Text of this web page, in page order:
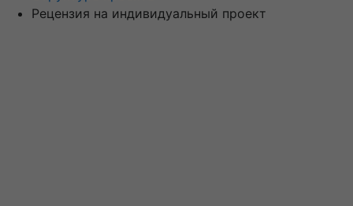
Рецензия на индивидуальный проект